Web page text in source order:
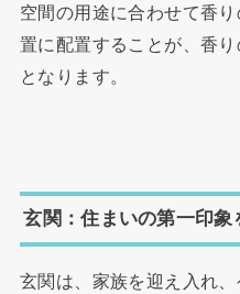
空間の用途に合わせて香
置に配置することが、香
となります。
玄関：住まいの第一印
玄関は、家族を迎え入れ